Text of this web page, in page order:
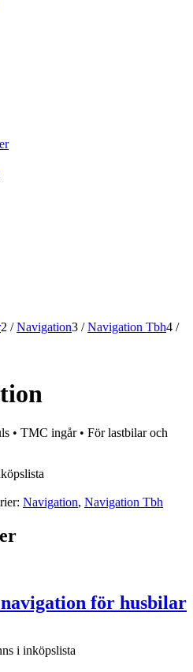
2 / Navigation3 / Navigation Tbh4 /
• TMC ingår • För lastbilar och
Navigation, Navigation Tbh
för husbilar
i inköpslista